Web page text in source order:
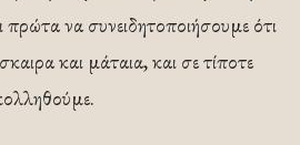
πρώτα να συνειδητοποιήσουμε ότι
και μάταια, και σε τίποτε